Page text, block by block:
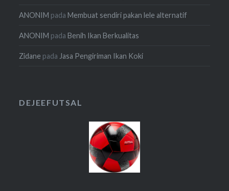
ANONIM padaMembuat sendiri pakan lele alternatif
ANONIM padaBenih Ikan Berkualitas
Zidane pada Jasa Pengiriman Ikan Koki
DEJEEFUTSAL